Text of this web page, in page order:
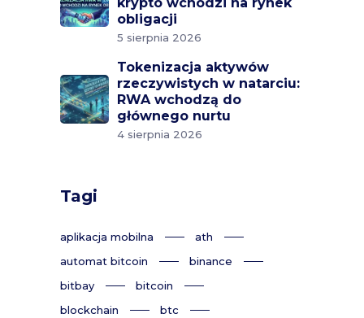
obligacji
5 sierpnia 2026
Tokenizacja aktywów
rzeczywistych w natarciu:
RWA wchodzą do
głównego nurtu
4 sierpnia 2026
Tagi
aplikacja mobilna
ath
automat bitcoin
binance
bitbay
bitcoin
blockchain
btc